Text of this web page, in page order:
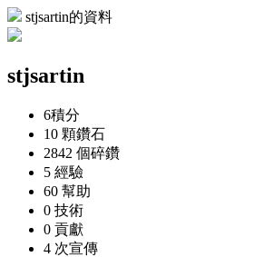
stjsartin的資料
stjsartin
6積分
10 顆鑽石
2842 個碎鑽
5 經驗
60 幫助
0 技術
0 貢獻
4 次宣傳